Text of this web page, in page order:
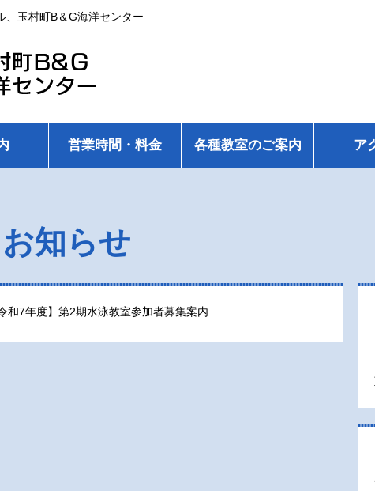
、玉村町B＆G海洋センター
営業時間・料金 各種教室のご案内 ア
お知らせ
令和7年度】第2期水泳教室参加者募集案内